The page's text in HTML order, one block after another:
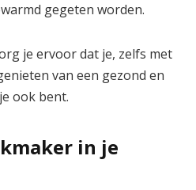
gegeten worden.
je ervoor dat je, zelfs met
van een gezond en
ook bent.
in je